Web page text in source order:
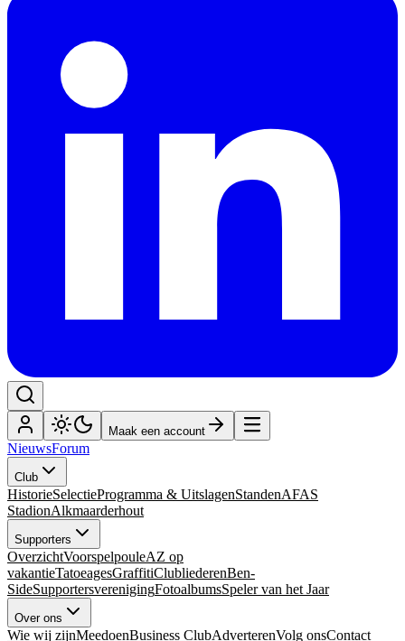
Maak een account
NieuwsForum
Club
HistorieSelectieProgramma & UitslagenStandenAFAS
StadionAlkmaarderhout
Supporters
OverzichtVoorspelpouleAZ op
vakantieTatoeagesGraffitiClubliederenBen-
SideSupportersverenigingFotoalbumsSpeler van het Jaar
Over ons
Wie wij zijnMeedoenBusiness ClubAdverterenVolg onsContact